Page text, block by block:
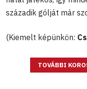
századik gólját már
(Kiemelt képünkön:
TOVÁBBI